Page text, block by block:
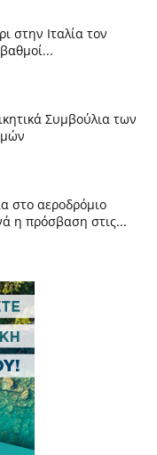
στην Ιταλία τον
Συμβούλια των
στο αεροδρόμιο
η πρόσβαση στις...